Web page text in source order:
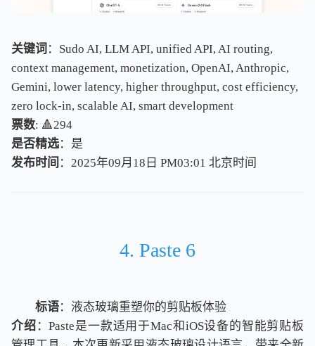
关键词 ：Sudo AI, LLM API, unified API, AI routing,
context management, monetization, OpenAI, Anthropic,
Gemini, lower latency, higher throughput, cost efficiency,
zero lock-in, scalable AI, smart development
票数: 🔺294
是否精选：是
发布时间 ：2025年09月18日 PM03:01 北京时间
北京时间
4. Paste 6
标语：液态玻璃重塑你的剪贴板体验
介绍 ：Paste是一款适用于Mac和iOS设备的智能剪贴板